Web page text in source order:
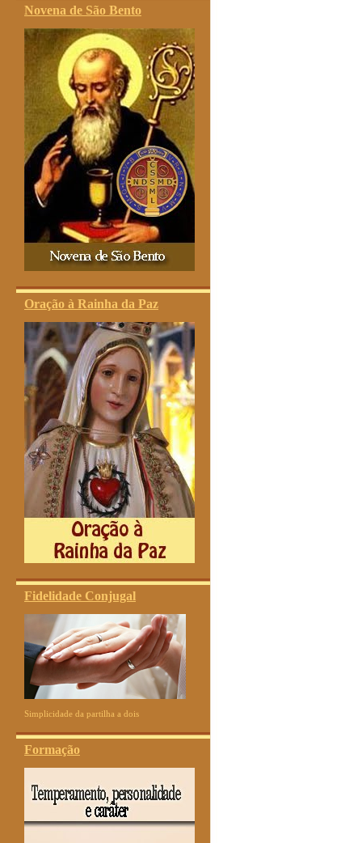
Novena de São Bento
Oração à Rainha da Paz
Fidelidade Conjugal
Simplicidade da partilha a dois
Formação